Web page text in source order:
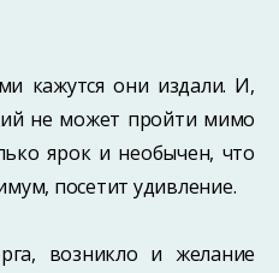
кажутся они издали. И,
не может пройти мимо
ярок и необычен, что
посетит удивление.
возникло и желание